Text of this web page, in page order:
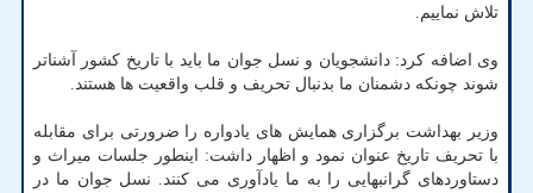
تلاش نماییم.
وی اضافه کرد: دانشجویان و نسل جوان ما باید با تاریخ کشور آشناتر
شوند چونکه دشمنان ما بدنبال تحریف و قلب واقعیت ها هستند.
وزیر بهداشت برگزاری همایش های یادواره را ضرورتی برای مقابله
با تحریف تاریخ عنوان نمود و اظهار داشت: اینطور جلسات میراث و
دستاوردهای گرانبهایی را به ما یادآوری می کنند. نسل جوان ما در